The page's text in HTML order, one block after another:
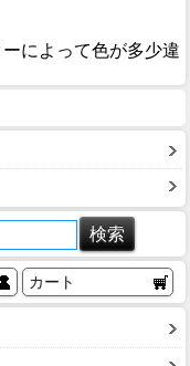
によって色が多少違
カート